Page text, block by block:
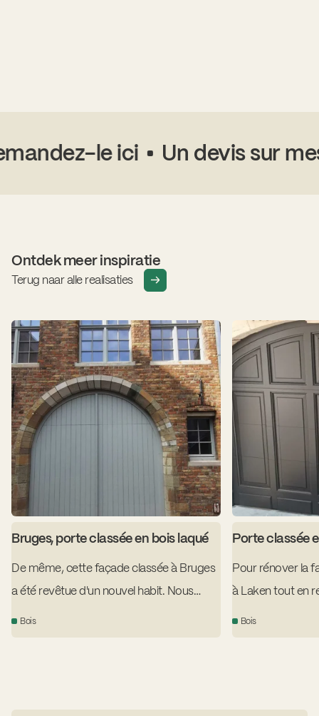
le ici Un devis sur
Ontdek meer inspiratie
Terug naar alle realisaties
Bruges, porte classée en bois laqué
De même, cette façade classée à Bruges
a été revêtue d'un nouvel habit. Nous
avons créé une réplique de la porte
Bois
Porte classée
Pour rénover la
à Laken tout en
énergétiques
Bois